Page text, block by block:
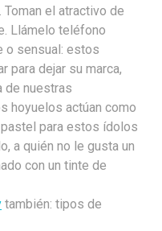
el atractivo de
Llámelo teléfono
o sensual: estos
para dejar su marca,
de nuestras
hoyuelos actúan como
para estos ídolos
a quién no le gusta un
con un tinte de
también: tipos de